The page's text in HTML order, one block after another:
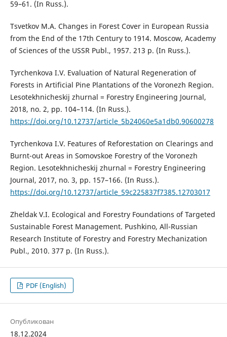
59–61. (In Russ.).
Tsvetkov M.A. Changes in Forest Cover in European Russia
from the End of the 17th Century to 1914. Moscow, Academy
of Sciences of the USSR Publ., 1957. 213 p. (In Russ.).
Tyrchenkova I.V. Evaluation of Natural Regeneration of
Forests in Artificial Pine Plantations of the Voronezh Region.
Lesotekhnicheskij zhurnal = Forestry Engineering Journal,
2018, no. 2, pp. 104–114. (In Russ.).
https://doi.org/10.12737/article_5b24060e5a1db0.90600278
Tyrchenkova I.V. Features of Reforestation on Clearings and
Burnt-out Areas in Somovskoe Forestry of the Voronezh
Region. Lesotekhnicheskij zhurnal = Forestry Engineering
Journal, 2017, no. 3, pp. 157–166. (In Russ.).
https://doi.org/10.12737/article_59c225837f7385.12703017
Zheldak V.I. Ecological and Forestry Foundations of Targeted
Sustainable Forest Management. Pushkino, All-Russian
Research Institute of Forestry and Forestry Mechanization
Publ., 2010. 377 p. (In Russ.).
PDF (English)
Опубликован
18.12.2024